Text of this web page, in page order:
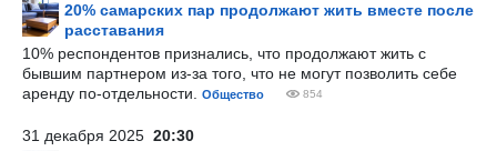
20% самарских пар продолжают жить вместе после
расставания
10% респондентов признались, что продолжают жить с
бывшим партнером из-за того, что не могут позволить себе
аренду по-отдельности.
Общество 854
31 декабря 2025 20:30